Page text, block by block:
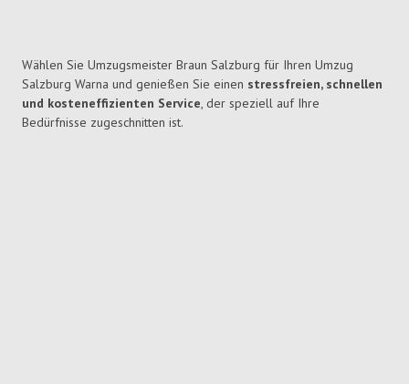
Wählen Sie Umzugsmeister Braun Salzburg für Ihren Umzug
Salzburg Warna und genießen Sie einen stressfreien, schnellen
und kosteneffizienten Service, der speziell auf Ihre
Bedürfnisse zugeschnitten ist.